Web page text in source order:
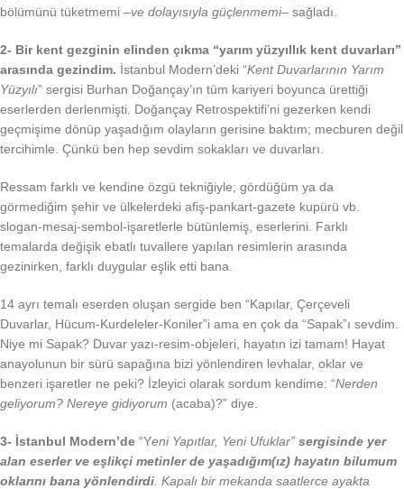
bölümünü tüketmemi –ve dolayısıyla güçlenmemi– sağladı.
2- Bir kent gezginin elinden çıkma “yarım yüzyıllık kent duvarları”
arasında gezindim. İstanbul Modern’deki “Kent Duvarlarının Yarım
Yüzyılı” sergisi Burhan Doğançay’ın tüm kariyeri boyunca ürettiği
eserlerden derlenmişti. Doğançay Retrospektifi’ni gezerken kendi
geçmişime dönüp yaşadığım olayların gerisine baktım; mecburen değil
tercihimle. Çünkü ben hep sevdim sokakları ve duvarları.
Ressam farklı ve kendine özgü tekniğiyle; gördüğüm ya da
görmediğim şehir ve ülkelerdeki afiş-pankart-gazete kupürü vb.
slogan-mesaj-sembol-işaretlerle bütünlemiş, eserlerini. Farklı
temalarda değişik ebatlı tuvallere yapılan resimlerin arasında
gezinirken, farklı duygular eşlik etti bana.
14 ayrı temalı eserden oluşan sergide ben “Kapılar, Çerçeveli
Duvarlar, Hücum-Kurdeleler-Koniler”i ama en çok da “Sapak”ı sevdim.
Niye mi Sapak? Duvar yazı-resim-objeleri, hayatın izi tamam! Hayat
anayolunun bir sürü sapağına bizi yönlendiren levhalar, oklar ve
benzeri işaretler ne peki? İzleyici olarak sordum kendime: “Nerden
geliyorum? Nereye gidiyorum (acaba)?” diye.
3- İstanbul Modern’de “Yeni Yapıtlar, Yeni Ufuklar” sergisinde yer
alan eserler ve eşlikçi metinler de yaşadığım(ız) hayatın bilumum
oklarını bana yönlendirdi Kapalı bir mekanda saatlerce ayakta